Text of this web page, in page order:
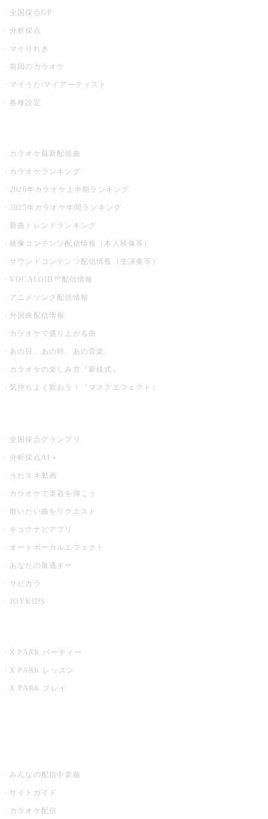
全国採点GP
分析採点
マイりれき
前回のカラオケ
マイうた/マイアーティスト
各種設定
カラオケ最新配信曲
カラオケランキング
2026年カラオケ上半期ランキング
2025年カラオケ年間ランキング
新曲トレンドランキング
映像コンテンツ配信情報（本人映像等）
サウンドコンテンツ配信情報（生演奏等）
VOCALOID™配信情報
アニメソング配信情報
外国曲配信情報
カラオケで盛り上がる曲
あの日、あの時、あの音楽。
カラオケの楽しみ方『新様式』
気持ちよく歌おう！『マスクエフェクト』
全国採点グランプリ
分析採点AI＋
うたスキ動画
カラオケで楽器を弾こう
歌いたい曲をリクエスト
キョクナビアプリ
オートボーカルエフェクト
あなたの最適キー
サビカラ
JOYKIDS
X PARK パーティー
X PARK レッスン
X PARK プレイ
みんなの配信中楽曲
サイトガイド
カラオケ配信